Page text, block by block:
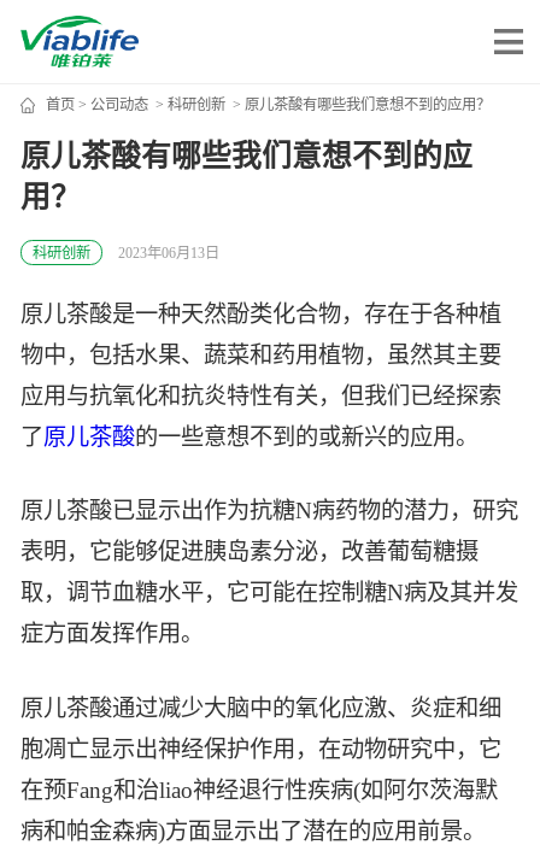
唯铂莱
公司介绍
公司团队
公司动态
加入我们
唯产品
健康食品
生物基新材料
生物制药
唯创新
智能生物乐高平台
唯责任
可持续发展
社会责任
首页 > 公司动态> 科研创新> 原儿茶酸有哪些我们意想不到的应用？
原儿茶酸有哪些我们意想不到的应
用？
科研创新 2023年06月13日
原儿茶酸是一种天然酚类化合物，存在于各种植
物中，包括水果、蔬菜和药用植物，虽然其主要
应用与抗氧化和抗炎特性有关，但我们已经探索
了原儿茶酸的一些意想不到的或新兴的应用。
原儿茶酸已显示出作为抗糖N病药物的潜力，研究
表明，它能够促进胰岛素分泌，改善葡萄糖摄
取，调节血糖水平，它可能在控制糖N病及其并发
症方面发挥作用。
原儿茶酸通过减少大脑中的氧化应激、炎症和细
胞凋亡显示出神经保护作用，在动物研究中，它
在预Fang和治liao神经退行性疾病(如阿尔茨海默
病和帕金森病)方面显示出了潜在的应用前景。